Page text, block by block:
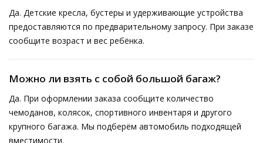
Да. Детские кресла, бустеры и удерживающие устройства
предоставляются по предварительному запросу. При заказе
сообщите возраст и вес ребёнка.
Можно ли взять с собой большой багаж?
Да. При оформлении заказа сообщите количество
чемоданов, колясок, спортивного инвентаря и другого
крупного багажа. Мы подберём автомобиль подходящей
вместимости.